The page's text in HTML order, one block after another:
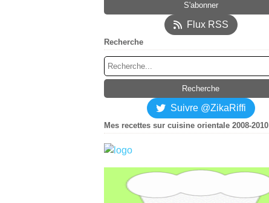
Flux RSS
Recherche
Suivre @ZikaRiffi
Mes recettes sur cuisine orientale 2008-2010